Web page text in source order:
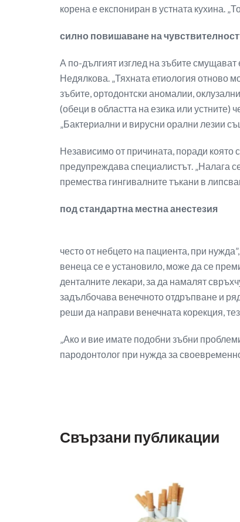
корена е експониран в устната кухина.
силно повишаване на
А по-дългият изглед на зъбите смущават
Недялкова. „Тяхната етиология отново
зъбите, ортодонтски аномалии,
(обеци в областта на езика или устните)
„Бактериални и вирусни орални лезии
Независимо от причината, поради която
предупреждава специалистът. „Налага
премества гингивалните тъкани в
под стандартна местна анестезия
често от небцето на пациента, при
венеца се е установило, може да се
денталните лекари, за да намалят
задълбочава венечното отдръпване и
реши да направи венечната корекция,
„Ако и вие имате подобни зъбни
пародонтолог при нужда за
Свързани публикации